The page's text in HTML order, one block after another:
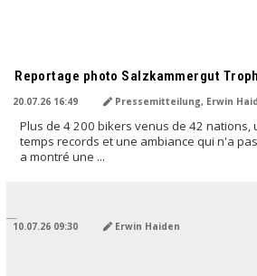
Reportage photo Salzkammergut
20.07.26 16:49 Pressemitteilung, Erwin Haiden
Plus de 4 200 bikers venus de 42 nations,
temps records et une ambiance qui n'a
a montré une ...
10.07.26 09:30 Erwin Haiden